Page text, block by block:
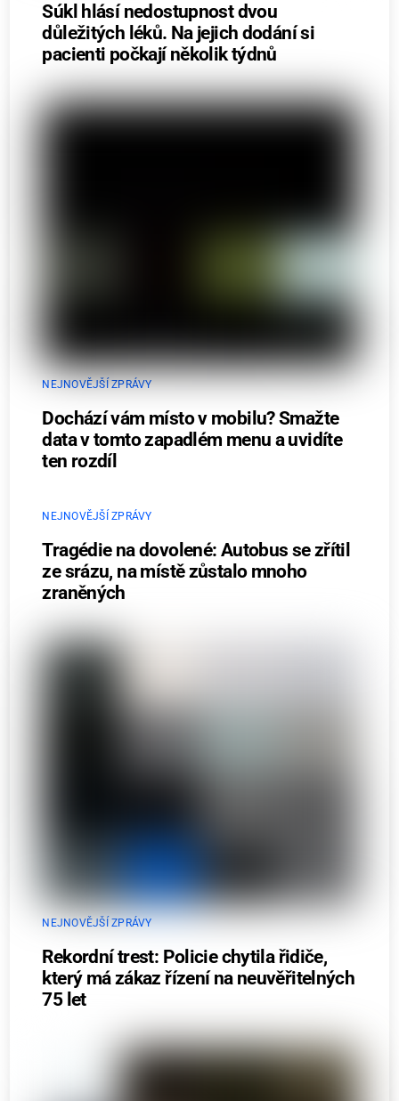
Súkl hlásí nedostupnost dvou
důležitých léků. Na jejich dodání si
pacienti počkají několik týdnů
NEJNOVĚJŠÍ ZPRÁVY
Dochází vám místo v mobilu? Smažte
data v tomto zapadlém menu a uvidíte
ten rozdíl
NEJNOVĚJŠÍ ZPRÁVY
Tragédie na dovolené: Autobus se zřítil
ze srázu, na místě zůstalo mnoho
zraněných
NEJNOVĚJŠÍ ZPRÁVY
Rekordní trest: Policie chytila řidiče,
který má zákaz řízení na neuvěřitelných
75 let